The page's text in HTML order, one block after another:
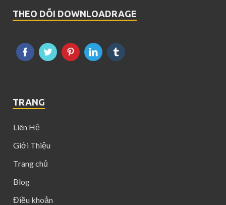
THEO DÕI DOWNLOADRAGE
TRANG
Liên Hệ
Giới Thiệu
Trang chủ
Blog
Điều khoản